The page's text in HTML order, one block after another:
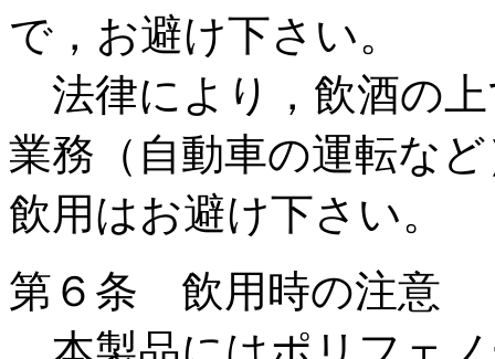
で，お避け下さい。
法律により，飲酒の
業務（自動車の運転な
飲用はお避け下さい。
第６条 飲用時の注意